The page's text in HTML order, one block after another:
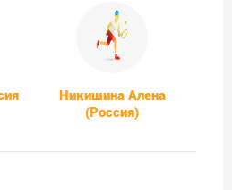
Никишина Алена
(Россия)